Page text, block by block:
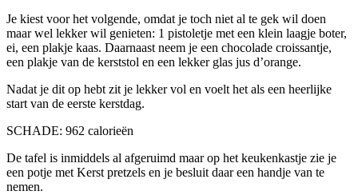
Je kiest voor het volgende, omdat je toch niet al te gek wil doen
maar wel lekker wil genieten: 1 pistoletje met een klein laagje boter,
ei, een plakje kaas. Daarnaast neem je een chocolade croissantje,
een plakje van de kerststol en een lekker glas jus d’orange.
Nadat je dit op hebt zit je lekker vol en voelt het als een heerlijke
start van de eerste kerstdag.
SCHADE: 962 calorieën
De tafel is inmiddels al afgeruimd maar op het keukenkastje zie je
een potje met Kerst pretzels en je besluit daar een handje van te
nemen.